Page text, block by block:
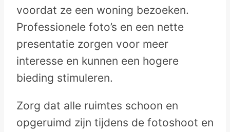
voordat ze een woning bezoeken.
Professionele foto’s en een nette
presentatie zorgen voor meer
interesse en kunnen een hogere
bieding stimuleren.
Zorg dat alle ruimtes schoon en
opgeruimd zijn tijdens de fotoshoot en